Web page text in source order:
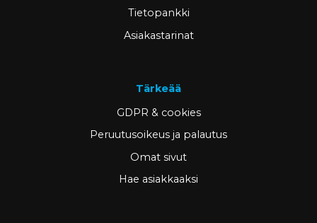
Tietopankki
Asiakastarinat
Tärkeää
GDPR & cookies
Peruutusoikeus ja palautus
Omat sivut
Hae asiakkaaksi